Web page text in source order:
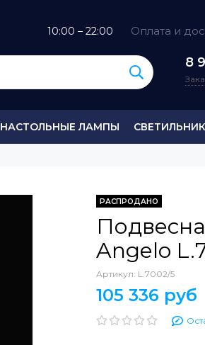
10:00 – 22:00 Оплата и
8
НАСТОЛЬНЫЕ ЛАМПЫ
РАСПРОДАНО
Angelo
Артикул: L.7002/5
105 336 руб